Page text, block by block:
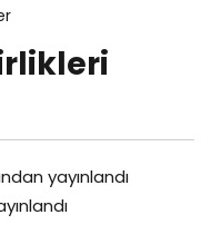
yayınlandı